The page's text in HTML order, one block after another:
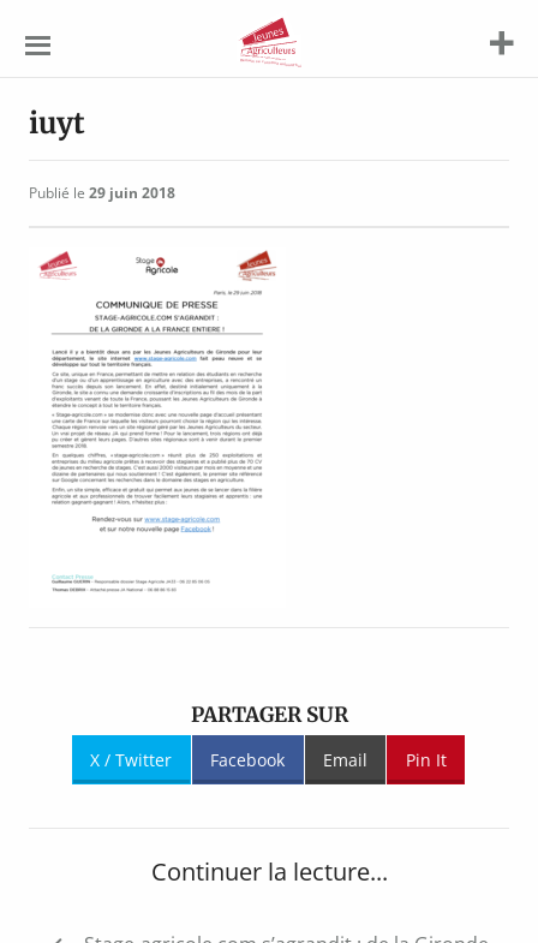
Agriculteurs
iuyt
Publié le 29 juin 2018
PARTAGER SUR
X / Twitter Facebook Email Pin It
Continuer la lecture...
Navigation